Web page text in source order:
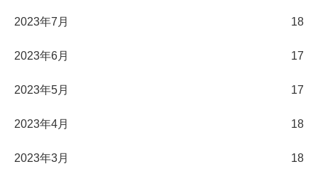
2023年7月 18
2023年6月 17
2023年5月 17
2023年4月 18
2023年3月 18